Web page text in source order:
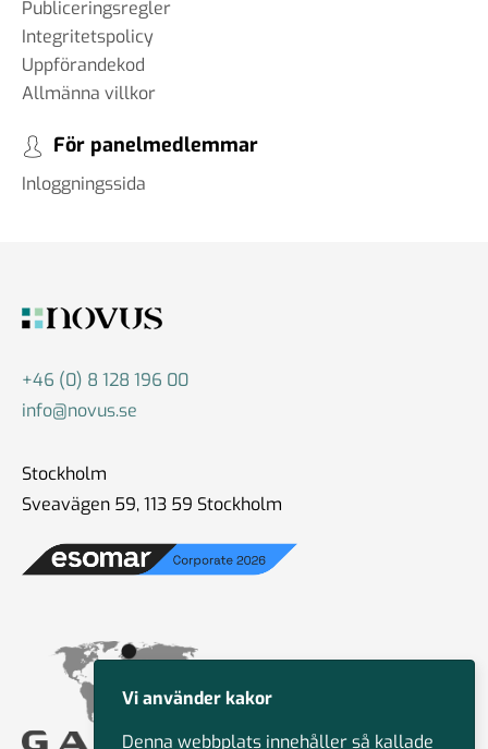
Publiceringsregler
Integritetspolicy
Uppförandekod
Allmänna villkor
För panelmedlemmar
Inloggningssida
+46 (0) 8 128 196 00
info@novus.se
Stockholm
Sveavägen 59, 113 59 Stockholm
Vi använder kakor
Denna webbplats innehåller så kallade